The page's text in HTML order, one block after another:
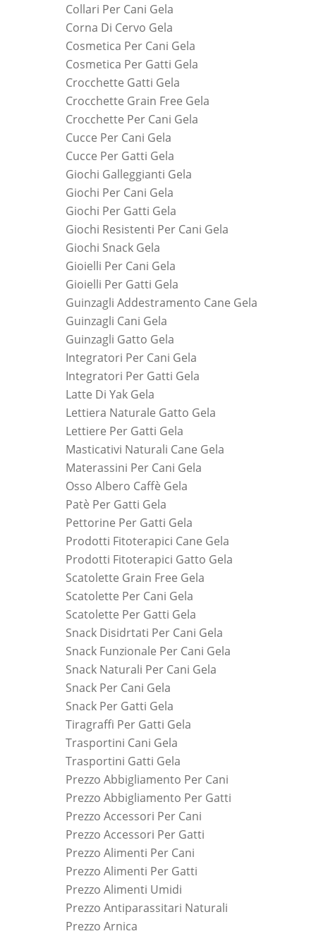
Collari Per Cani Gela
Corna Di Cervo Gela
Cosmetica Per Cani Gela
Cosmetica Per Gatti Gela
Crocchette Gatti Gela
Crocchette Grain Free Gela
Crocchette Per Cani Gela
Cucce Per Cani Gela
Cucce Per Gatti Gela
Giochi Galleggianti Gela
Giochi Per Cani Gela
Giochi Per Gatti Gela
Giochi Resistenti Per Cani Gela
Giochi Snack Gela
Gioielli Per Cani Gela
Gioielli Per Gatti Gela
Guinzagli Addestramento Cane Gela
Guinzagli Cani Gela
Guinzagli Gatto Gela
Integratori Per Cani Gela
Integratori Per Gatti Gela
Latte Di Yak Gela
Lettiera Naturale Gatto Gela
Lettiere Per Gatti Gela
Masticativi Naturali Cane Gela
Materassini Per Cani Gela
Osso Albero Caffè Gela
Patè Per Gatti Gela
Pettorine Per Gatti Gela
Prodotti Fitoterapici Cane Gela
Prodotti Fitoterapici Gatto Gela
Scatolette Grain Free Gela
Scatolette Per Cani Gela
Scatolette Per Gatti Gela
Snack Disidrtati Per Cani Gela
Snack Funzionale Per Cani Gela
Snack Naturali Per Cani Gela
Snack Per Cani Gela
Snack Per Gatti Gela
Tiragraffi Per Gatti Gela
Trasportini Cani Gela
Trasportini Gatti Gela
Prezzo Abbigliamento Per Cani
Prezzo Abbigliamento Per Gatti
Prezzo Accessori Per Cani
Prezzo Accessori Per Gatti
Prezzo Alimenti Per Cani
Prezzo Alimenti Per Gatti
Prezzo Alimenti Umidi
Prezzo Antiparassitari Naturali
Prezzo Arnica